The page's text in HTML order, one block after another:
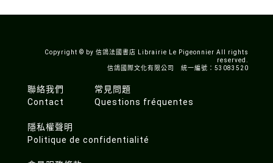
Copyright © by 信鴿法國書店 Librairie Le Pigeonnier All rights
reserved.
信鴿國際文化有限公司 統一編號：53083520
聯絡我們
Contact
常見問題
Questions fréquentes
隱私權聲明
Politique de confidentialité